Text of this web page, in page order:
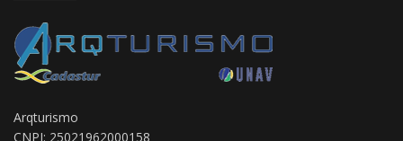
Arqturismo
CNPJ: 25021962000158